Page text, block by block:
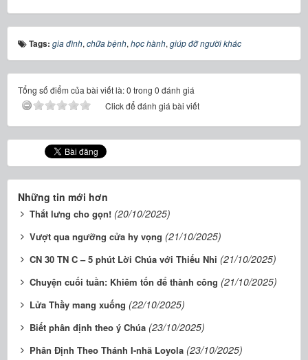
Tags: gia đình, chữa bệnh, học hành, giúp đỡ người khác
Tổng số điểm của bài viết là: 0 trong 0 đánh giá
Click để đánh giá bài viết
Những tin mới hơn
Thắt lưng cho gọn! (20/10/2025)
Vượt qua ngưỡng cửa hy vọng (21/10/2025)
CN 30 TN C – 5 phút Lời Chúa với Thiếu Nhi (21/10/2025)
Chuyện cuối tuần: Khiêm tốn để thành công (21/10/2025)
Lửa Thầy mang xuống (22/10/2025)
Biết phân định theo ý Chúa (23/10/2025)
Phân Định Theo Thánh I-nhã Loyola (23/10/2025)